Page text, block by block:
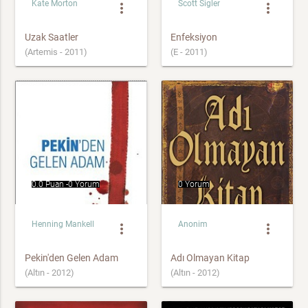
Kate Morton more_vert
Uzak Saatler
(Artemis - 2011)
Scott Sigler more_vert
Enfeksiyon
(E - 2011)
0.0 Puan -0 Yorum
Henning Mankell more_vert
Pekin'den Gelen Adam
(Altın - 2012)
0 Yorum
Anonim more_vert
Adı Olmayan Kitap
(Altın - 2012)